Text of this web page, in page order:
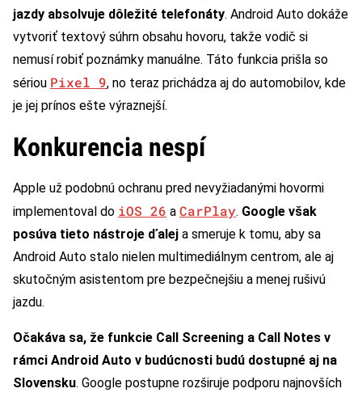
jazdy absolvuje dôležité telefonáty. Android Auto dokáže
vytvoriť textový súhrn obsahu hovoru, takže vodič si
nemusí robiť poznámky manuálne. Táto funkcia prišla so
sériou Pixel 9, no teraz prichádza aj do automobilov, kde
je jej prínos ešte výraznejší.
Konkurencia nespí
Apple už podobnú ochranu pred nevyžiadanými hovormi
implementoval do iOS 26 a CarPlay. Google však
posúva tieto nástroje ďalej a smeruje k tomu, aby sa
Android Auto stalo nielen multimediálnym centrom, ale aj
skutočným asistentom pre bezpečnejšiu a menej rušivú
jazdu.
Očakáva sa, že funkcie Call Screening a Call Notes v
rámci Android Auto v budúcnosti budú dostupné aj na
Slovensku. Google postupne rozširuje podporu najnovších